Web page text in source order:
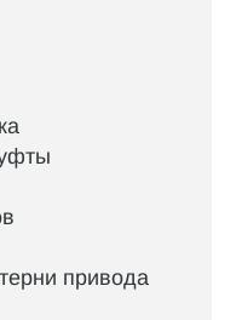
привода